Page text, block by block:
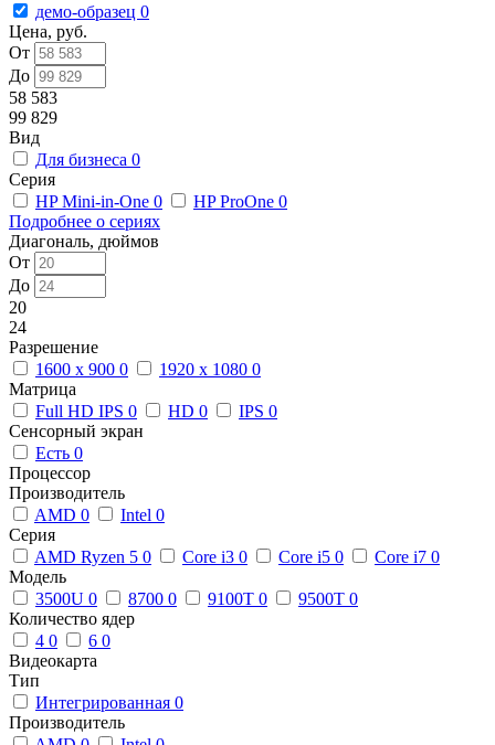
демо-образец 0
Цена, руб.
От
До
58 583
99 829
Вид
Для бизнеса 0
Серия
HP Mini-in-One 0 HP ProOne 0
Подробнее о сериях
Диагональ, дюймов
От
До
20
24
Разрешение
1600 x 900 0 1920 x 1080 0
Матрица
Full HD IPS 0 HD 0 IPS 0
Сенсорный экран
Есть 0
Процессор
Производитель
AMD 0 Intel 0
Серия
AMD Ryzen 5 0 Core i3 0 Core i5 0 Core i7 0
Модель
3500U 0 8700 0 9100T 0 9500T 0
Количество ядер
4 0 6 0
Видеокарта
Тип
Интегрированная 0
Производитель